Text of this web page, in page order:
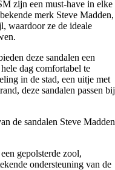
zijn een must-have in elke
merk Steve Madden,
waardoor ze de ideale
deze sandalen een
dag comfortabel te
in de stad, een uitje met
deze sandalen passen bij
de sandalen Steve Madden
gepolsterde zool,
ondersteuning van de